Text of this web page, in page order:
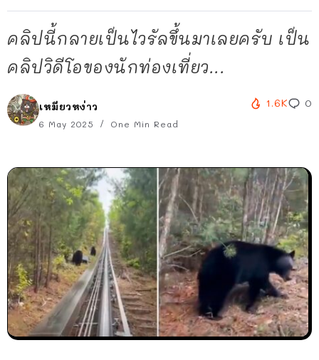
คลิปนี้กลายเป็นไวรัลขึ้นมาเลยครับ เป็น
คลิปวิดีโอของนักท่องเที่ยว...
เหมียวหง่าว
6 May 2025 One Min Read
1.6K 0